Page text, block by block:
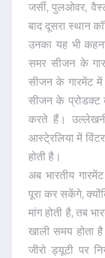
जर्सी, पुलओवर,
बाद दूसरा स्थान
उनका यह भी
समर सीजन के
सीजन के गारमेंट में
सीजन के प्रोडक्ट
करते हैं।
आस्टे्रलिया में
होती है।
अब भारतीय
पूरा कर सकेंगे,
मांग होती है, तब
खाली समय होता
जीरो ड्यूटी पर